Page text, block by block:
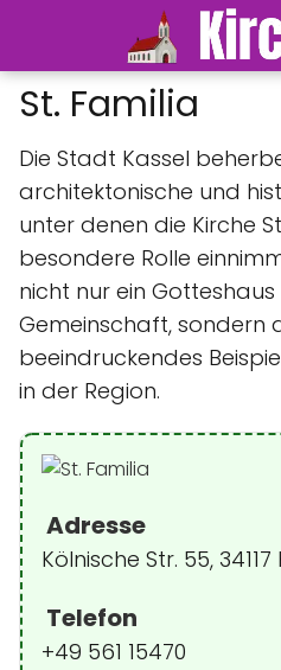
St. Familia
Die Stadt Kassel
architektonische und
unter denen die Kirche
besondere Rolle
nicht nur ein
Gemeinschaft, sondern
beeindruckendes
in der Region.
Adresse
Kölnische Str. 55,
Telefon
+49 561 15470